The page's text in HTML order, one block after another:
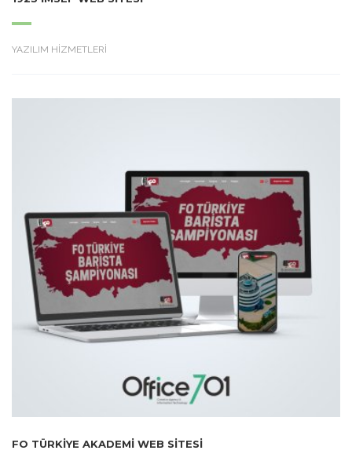
YAZILIM HİZMETLERİ
FO TÜRKIYE AKADEMI WEB SITESI